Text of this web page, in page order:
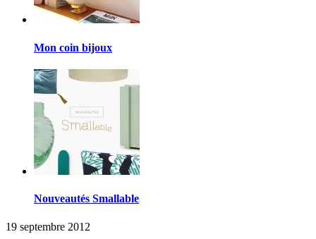
Mon coin bijoux
Nouveautés Smallable
19 septembre 2012